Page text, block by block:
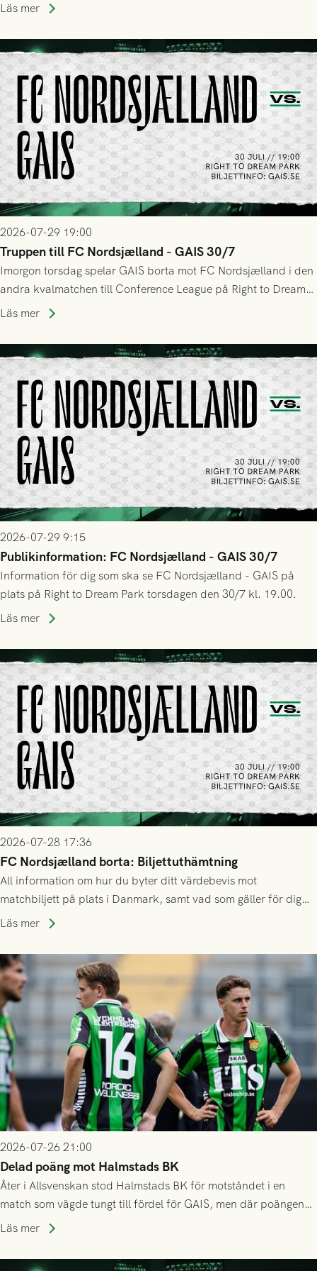
tennissiffror och det grönsvarta europaäventyret tog slut.
Läs mer
2026-07-29 19:00
Truppen till FC Nordsjælland - GAIS 30/7
Imorgon torsdag spelar GAIS borta mot FC Nordsjælland i den
andra kvalmatchen till Conference League på Right to Dream
Park! Fredrik Holmberg och ledarstaben har tagit ut följande
Läs mer
2026-07-29 9:15
Publikinformation: FC Nordsjælland - GAIS 30/7
Information för dig som ska se FC Nordsjælland - GAIS på
plats på Right to Dream Park torsdagen den 30/7 kl. 19.00.
Läs mer
2026-07-28 17:36
FC Nordsjælland borta: Biljettuthämtning
All information om hur du byter ditt värdebevis mot
matchbiljett på plats i Danmark, samt vad som gäller för dig
som står på reservlista eller fått förhinder.
Läs mer
2026-07-26 21:00
Delad poäng mot Halmstads BK
Åter i Allsvenskan stod Halmstads BK för motståndet i en
match som vägde tungt till fördel för GAIS, men där poängen
delades efter dramatik på tilläggstid.
Läs mer